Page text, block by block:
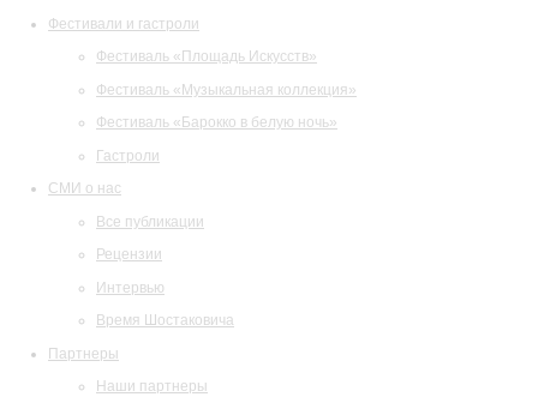
Фестивали и гастроли
Фестиваль «Площадь Искусств»
Фестиваль «Музыкальная коллекция»
Фестиваль «Барокко в белую ночь»
Гастроли
СМИ о нас
Все публикации
Рецензии
Интервью
Время Шостаковича
Партнеры
Наши партнеры